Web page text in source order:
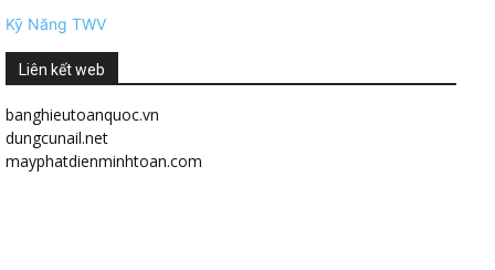
Kỹ Năng TWV
Liên kết web
banghieutoanquoc.vn
dungcunail.net
mayphatdienminhtoan.com